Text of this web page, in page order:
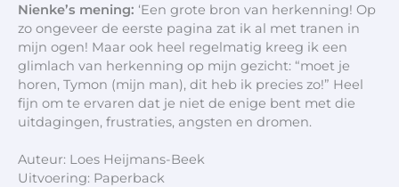
Nienke’s mening: ‘Een grote bron van herkenning! Op
zo ongeveer de eerste pagina zat ik al met tranen in
mijn ogen! Maar ook heel regelmatig kreeg ik een
glimlach van herkenning op mijn gezicht: “moet je
horen, Tymon (mijn man), dit heb ik precies zo!” Heel
fijn om te ervaren dat je niet de enige bent met die
uitdagingen, frustraties, angsten en dromen.
Auteur: Loes Heijmans-Beek
Uitvoering: Paperback